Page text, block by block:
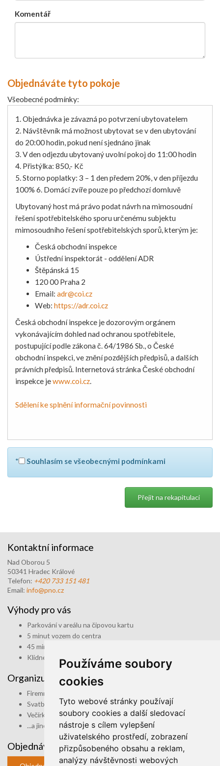
Používáme soubory
cookies
Tyto webové stránky používají
soubory cookies a další sledovací
nástroje s cílem vylepšení
uživatelského prostředí, zobrazení
přizpůsobeného obsahu a reklam,
analýzy návštěvnosti webových
Komentář
Objednáváte tyto pokoje
Všeobecné podmínky:
1. Objednávka je závazná po potvrzení ubytovatelem
2. Návštěvník má možnost ubytovat se v den ubytování
do 20:00 hodin, pokud není sjednáno jinak
3. V den odjezdu ubytovaný uvolní pokoj do 11:00 hodin
4. Přistýlka: 850,- Kč
5. Storno poplatky: 3 – 1 den předem 20%, v den příjezdu
100% 6. Domácí zvíře pouze po předchozí domluvě
Ubytovaný host má právo podat návrh na mimosoudní
řešení spotřebitelského sporu určenému subjektu
mimosoudního řešení spotřebitelských sporů, kterým je:
Česká obchodní inspekce
Ústřední inspektorát - oddělení ADR
Štěpánská 15
120 00 Praha 2
Email: adr@coi.cz
Web: https://adr.coi.cz
Česká obchodní inspekce je dozorovým orgánem
vykonávajícím dohled nad ochranou spotřebitele,
postupující podle zákona č. 64/1986 Sb., o České
obchodní inspekci, ve znění pozdějších předpisů, a dalších
právních předpisů. Internetová stránka České obchodní
inspekce jewww.coi.cz.
Sdělení ke splnění informační povinnosti
* Souhlasím se všeobecnými podmínkami
Kontaktní informace
Nad Oborou 5
50341 Hradec Králové
Telefon: +420 733 151 481
Email: info@pno.cz
Výhody pro vás
Parkování v areálu na čipovou kartu
5 minut vozem do centra
45 minut do Prahy
Klidné prostředí
Organizujte u nás
Firemní akce
Svatby
Večírky
...a jiné akce
Objednávka